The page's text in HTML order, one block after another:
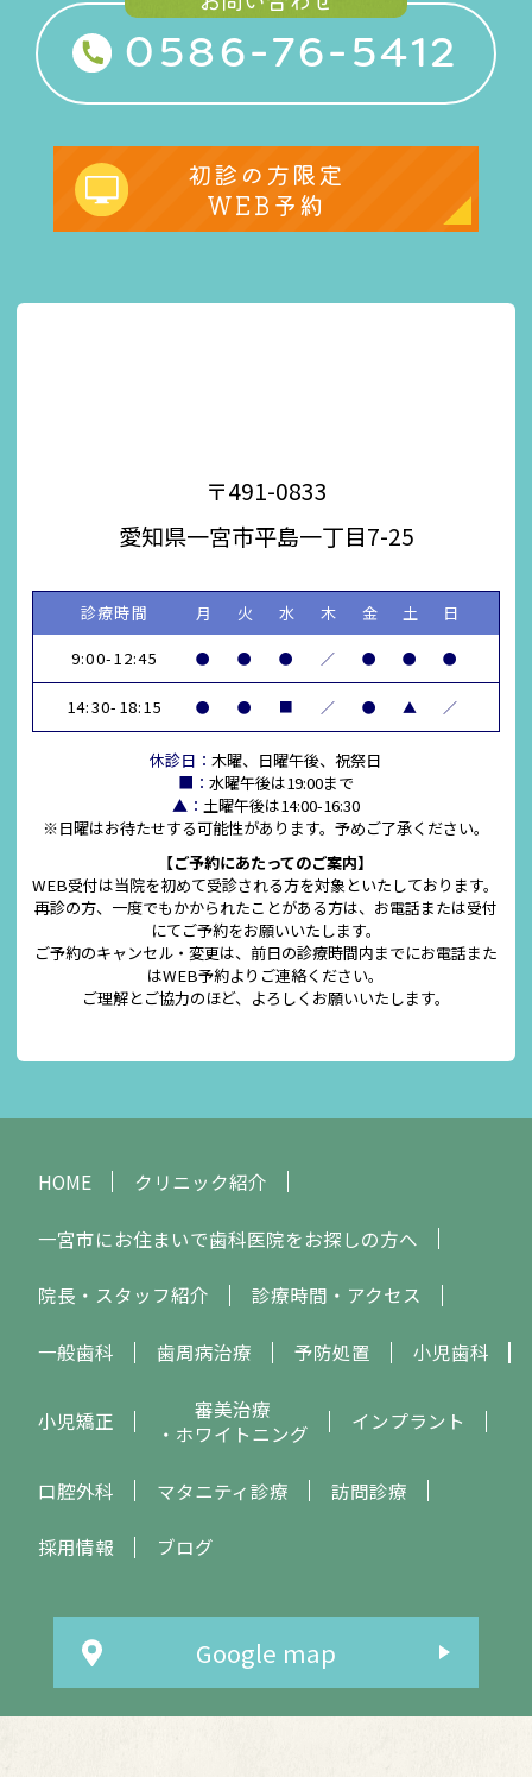
0586-76-5412
初診の方限定
WEB予約
〒491-0833
愛知県一宮市平島一丁目7-25
診療時間 月 火 水 木 金 土
日
9:00-12:45
● ● ● ／ ● ● ●
14:30-18:15 ● ● ■ ／ ● ▲ ／
休診日：木曜、日曜午後、祝祭日
■： 水曜午後は19:00まで
▲： 土曜午後は14:00-16:30
※日曜はお待たせする可能性があります。予めご了承ください。
【ご予約にあたってのご案内】
WEB受付は当院を初めて受診される方を対象といたしております。
再診の方、一度でもかかられたことがある方は、お電話または受付
にてご予約をお願いいたします。
ご予約のキャンセル・変更は、前日の診療時間内までにお電話また
はWEB予約よりご連絡ください。
ご理解とご協力のほど、よろしくお願いいたします。
HOME クリニック紹介
一宮市にお住まいで歯科医院をお探しの方へ
院長・スタッフ紹介 診療時間・アクセス
一般歯科 歯周病治療 予防処置 小児歯科
小児矯正
審美治療
・ホワイトニング
インプラント
口腔外科 マタニティ診療 訪問診療
採用情報 ブログ
Google map